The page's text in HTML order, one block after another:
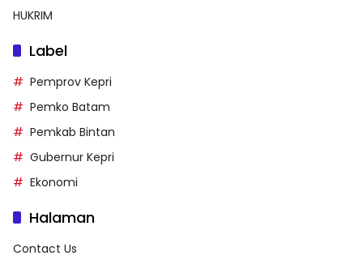
HUKRIM
Label
Pemprov Kepri
Pemko Batam
Pemkab Bintan
Gubernur Kepri
Ekonomi
Halaman
Contact Us